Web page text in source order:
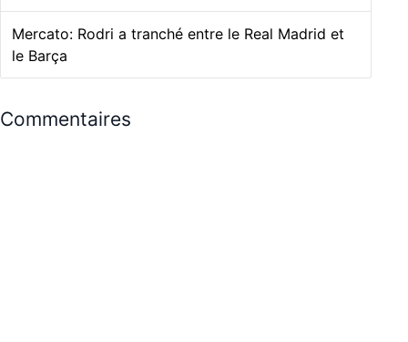
Mercato: Rodri a tranché entre le Real Madrid et
le Barça
Commentaires